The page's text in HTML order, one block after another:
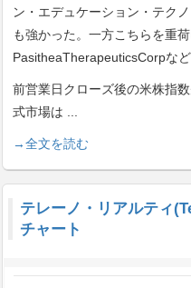
ン・エデュケーション・テク
も強かった。一方こちらを重
PasitheaTherapeuticsCorpな
前営業日クローズ後の米株指
式市場は
→全文を読む
テレーノ・リアルティ
チャート